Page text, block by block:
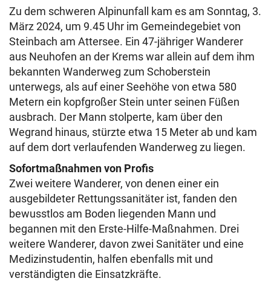
Zu dem schweren Alpinunfall kam es am Sonntag, 3.
März 2024, um 9.45 Uhr im Gemeindegebiet von
Steinbach am Attersee. Ein 47-jähriger Wanderer
aus Neuhofen an der Krems war allein auf dem ihm
bekannten Wanderweg zum Schoberstein
unterwegs, als auf einer Seehöhe von etwa 580
Metern ein kopfgroßer Stein unter seinen Füßen
ausbrach. Der Mann stolperte, kam über den
Wegrand hinaus, stürzte etwa 15 Meter ab und kam
auf dem dort verlaufenden Wanderweg zu liegen.
Sofortmaßnahmen von Profis
Zwei weitere Wanderer, von denen einer ein
ausgebildeter Rettungssanitäter ist, fanden den
bewusstlos am Boden liegenden Mann und
begannen mit den Erste-Hilfe-Maßnahmen. Drei
weitere Wanderer, davon zwei Sanitäter und eine
Medizinstudentin, halfen ebenfalls mit und
verständigten die Einsatzkräfte.